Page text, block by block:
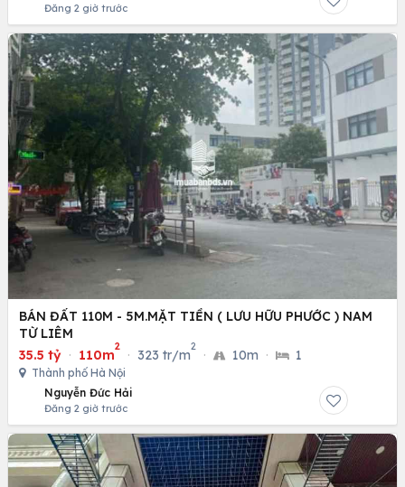
Đăng 2 giờ trước
BÁN ĐẤT 110M - 5M.MẶT TIỀN ( LƯU HỮU PHƯỚC ) NAM
TỪ LIÊM
35.5 tỷ · 110m
2
· 323 tr/m
2
· 10m · 1
Thành phố Hà Nội
Nguyễn Đức Hải
Đăng 2 giờ trước